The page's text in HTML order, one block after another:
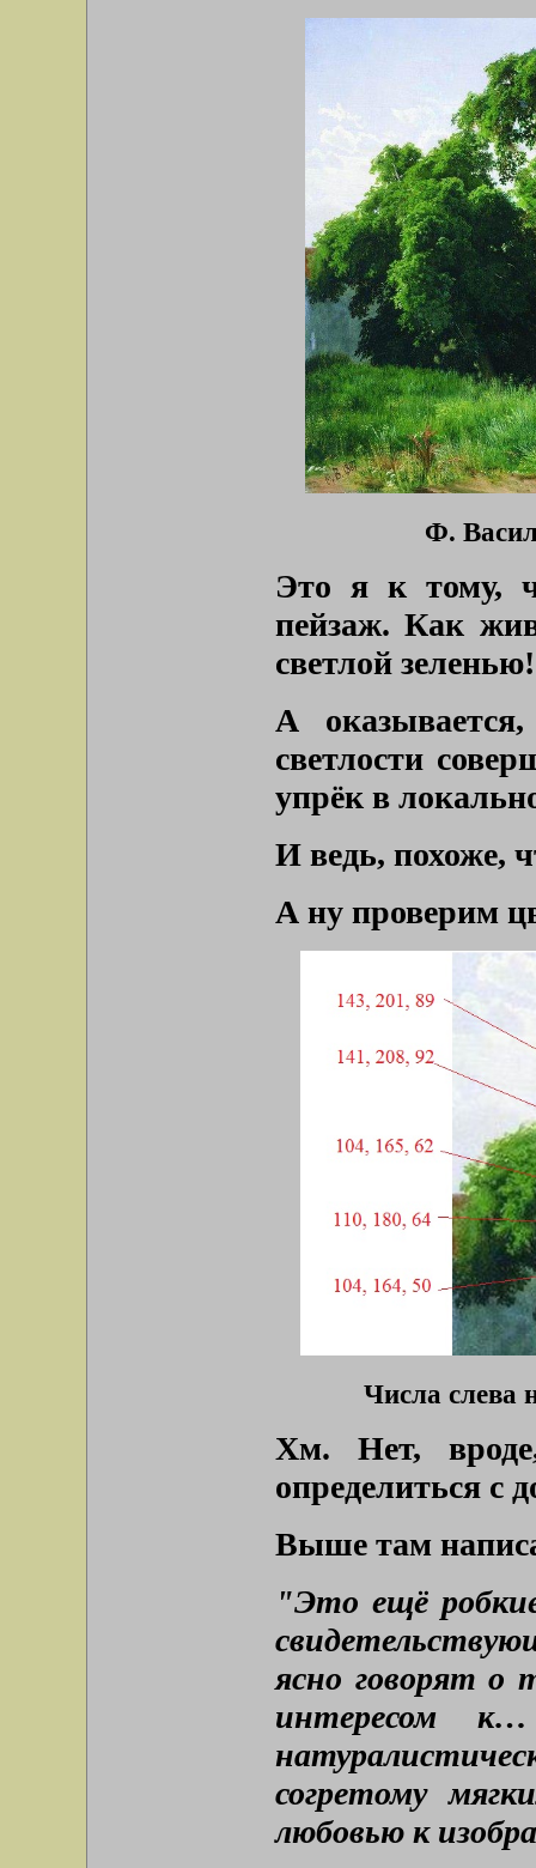
Ф.
Это я к тому,
пейзаж. Как
светлой
А
светлости
упрёк в
И ведь, похоже,
А ну проверим
Числа слева
Хм. Нет,
определиться с
Выше там
"Это ещё
ясно говорят о
интересом к…
согретому
любовью к